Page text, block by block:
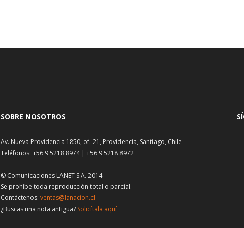
SOBRE NOSOTROS
Av. Nueva Providencia 1850, of. 21, Providencia, Santiago, Chile
Teléfonos: +56 9 5218 8974 | +56 9 5218 8972
© Comunicaciones LANET S.A. 2014
Se prohíbe toda reproducción total o parcial.
Contáctenos: ventas@lanacion.cl
¿Buscas una nota antigua? Solicítala aquí